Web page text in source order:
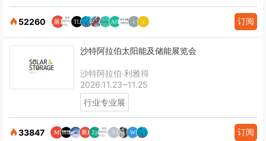
52260 订阅
沙特阿拉伯太阳能及储能展览会
沙特阿拉伯·利雅得
2026.11.23~11.25
行业专业展
33847 订阅